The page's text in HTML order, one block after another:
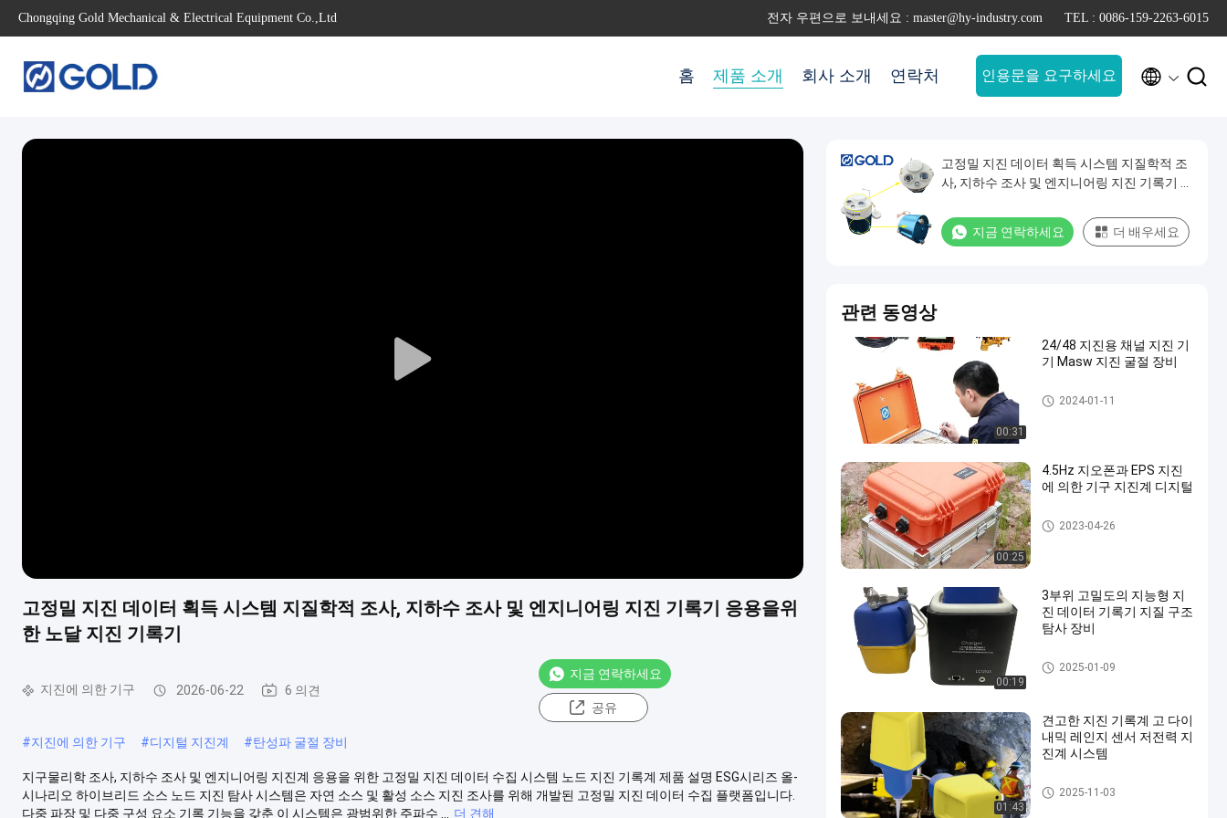
Chongqing Gold Mechanical & Electrical Equipment Co.,Ltd 전자 우편으로 보내세요 : master@hy-industry.com TEL : 0086-159-2263-6015
홈 제품 소개 회사 소개 연락처 인용문을 요구하세요  
Play
고정밀 지진 데이터 획득 시스템 지질학적 조사, 지하수 조사 및 엔지니어링 지진 기록기 응용을위
한 노달 지진 기록기
지진에 의한 기구 2026-06-22 6 의견
지금 연락하세요
공유
#지진에 의한 기구 #디지털 지진계 #탄성파 굴절 장비
지구물리학 조사, 지하수 조사 및 엔지니어링 지진계 응용을 위한 고정밀 지진 데이터 수집 시스템 노드 지진 기록계 제품 설명 ESG시리즈 올-
시나리오 하이브리드 소스 노드 지진 탐사 시스템은 자연 소스 및 활성 소스 지진 조사를 위해 개발된 고정밀 지진 데이터 수집 플랫폼입니다.
다중 파장 및 다중 구성 요소 기록 기능을 갖춘 이 시스템은 광범위한 주파수 ...
더 견해
고정밀 지진 데이터 획득 시스템 지질학적 조
사, 지하수 조사 및 엔지니어링 지진 기록기 응
지금 연락하세요 더 배우세요
관련 동영상
00:31
24/48 지진용 채널 지진 기
기 Masw 지진 굴절 장비
지구 물리 탐사는 기계를 설치
합니다
2024-01-11
00:25
4.5Hz 지오폰과 EPS 지진
에 의한 기구 지진계 디지털
지진에 의한 기구
2023-04-26
00:19
3부위 고밀도의 지능형 지
진 데이터 기록기 지질 구조
탐사 장비
지진에 의한 기구
2025-01-09
01:43
견고한 지진 기록계 고 다이
내믹 레인지 센서 저전력 지
진계 시스템
지진에 의한 기구
2025-11-03